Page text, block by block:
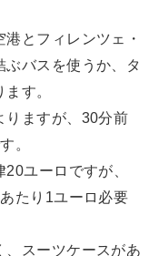
とフィレンツェ・
バスを使うか、タ
す。
りますが、30分前
。
ユーロですが、
たり1ユーロ必要
、スーツケースがあ